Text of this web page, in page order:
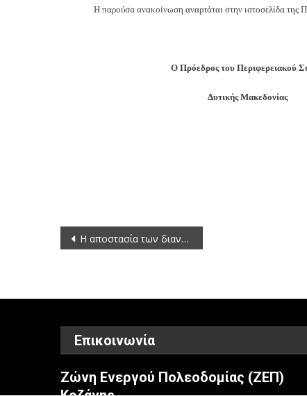
Η παρούσα ανακοίνωση αναρτάται στην ιστοσελίδα της
Ο Πρόεδρος του Περιφερειακού
Δυτικής Μακεδονίας
Πλοήγηση
Η αποστασία των διανοουμένων του Γιώργου Καραμπελιά
Επικοινωνία
Ζώνη Ενεργού Πολεοδομίας (ΖΕΠ)